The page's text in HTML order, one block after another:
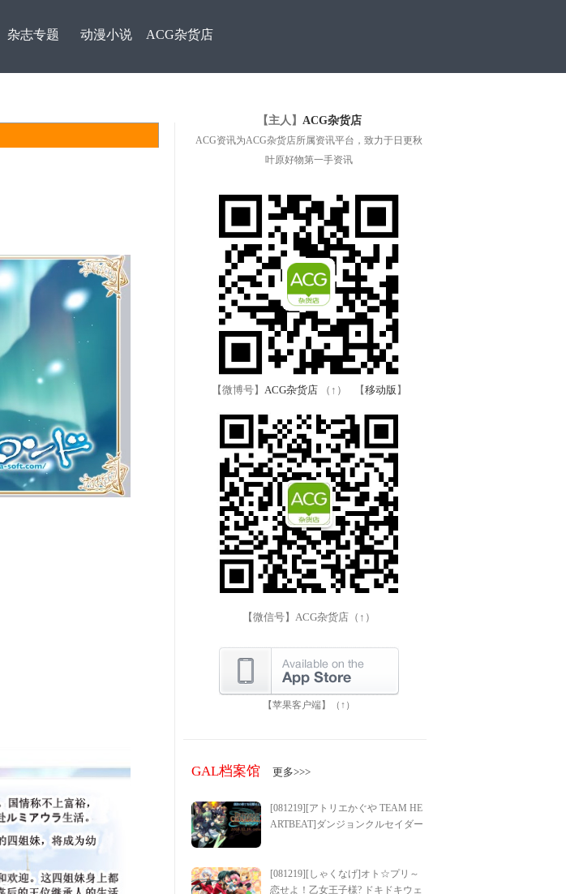
杂志专题 动漫小说 ACG杂货店
【主人】 ACG杂货店
ACG资讯为ACG杂货店所属资讯平台，致力于日更秋
叶原好物第一手资讯
【微博号】 ACG杂货店 （↑） 【移动版 】
【微信号】ACG杂货店（↑）
【苹果客户端】（↑）
GAL档案馆 更多>>>
[081219][アトリエかぐや TEAM HE
ARTBEAT]ダンジョンクルセイダー
[081219][しゃくなげ]オト☆プリ～
恋せよ！乙女王子様? ドキドキウェ